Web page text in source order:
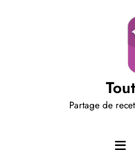
Partage de